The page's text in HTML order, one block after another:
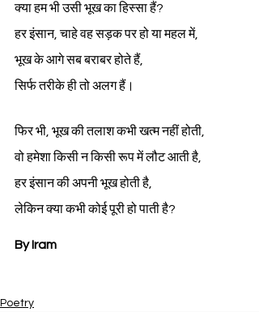
क्या हम भी उसी भूख का हिस्सा हैं?
हर इंसान, चाहे वह सड़क पर हो या महल में,
भूख के आगे सब बराबर होते हैं,
सिर्फ तरीके ही तो अलग हैं।
फिर भी, भूख की तलाश कभी खत्म नहीं होती,
वो हमेशा किसी न किसी रूप में लौट आती है,
हर इंसान की अपनी भूख होती है,
लेकिन क्या कभी कोई पूरी हो पाती है?
By Iram
Poetry